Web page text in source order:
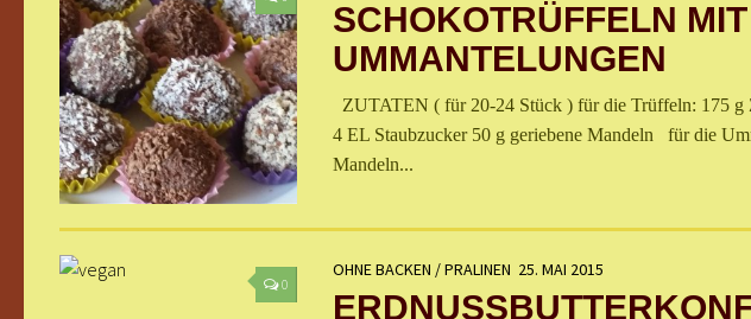
SCHOKOTRÜFFELN
UMMANTELUNGEN
ZUTATEN ( für 20-24 Stück ) für die Trüffeln: 175 g
4 EL Staubzucker 50 g geriebene Mandeln für die
Mandeln...
0
OHNE BACKEN /PRALINEN 25. MAI 2015